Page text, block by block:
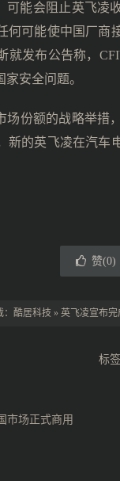
可能会阻止英飞凌
何可能使中国厂商
就发布公告称，
安全问题。
场份额的战略举措
新的英飞凌在汽车
赞(0)
酷居科技 » 英飞凌宣布完
标签
市场正式商用